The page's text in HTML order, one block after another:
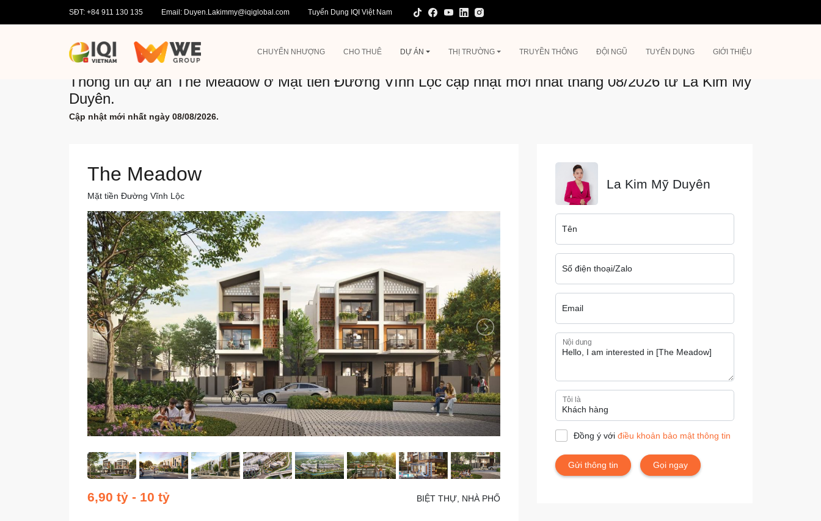
SĐT: +84 911 130 135 Email: Duyen.Lakimmy@iqiglobal.com Tuyển Dụng IQI Việt Nam
CHUYỂN NHƯỢNG CHO THUÊ DỰ ÁN THỊ TRƯỜNG TRUYỀN THÔNG ĐỘI NGŨ TUYỂN DỤNG GIỚI THIỆU
Thông tin dự án The Meadow ở Mặt tiền Đường Vĩnh Lộc cập nhật mới nhất tháng 08/2026 từ La Kim Mỹ
Duyên.
Cập nhật mới nhất ngày 08/08/2026.
The Meadow
Mặt tiền Đường Vĩnh Lộc
6,90 tỷ - 10 tỷ BIỆT THỰ, NHÀ PHỐ
La Kim Mỹ Duyên
Tên
Số điện thoại/Zalo
Email
Nội dung
Tôi là
Đồng ý với điều khoản bảo mật thông tin
Gửi thông tin Gọi ngay